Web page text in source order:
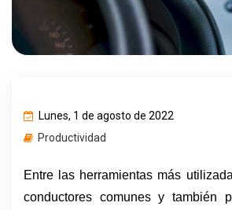
Lunes, 1 de agosto de 2022
Productividad
Entre las herramientas más
conductores comunes y también